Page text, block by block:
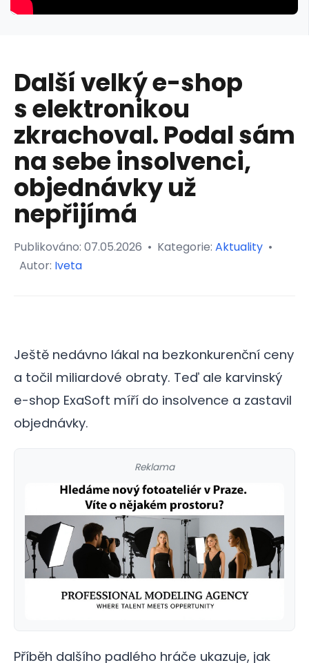
Další velký e-shop
s elektronikou
zkrachoval. Podal sám
na sebe insolvenci,
objednávky už
nepřijímá
Publikováno: 07.05.2026 • Kategorie: Aktuality •
Autor: Iveta
Ještě nedávno lákal na bezkonkurenční ceny
a točil miliardové obraty. Teď ale karvinský
e-shop ExaSoft míří do insolvence a zastavil
objednávky.
Reklama
Příběh dalšího padlého hráče ukazuje, jak